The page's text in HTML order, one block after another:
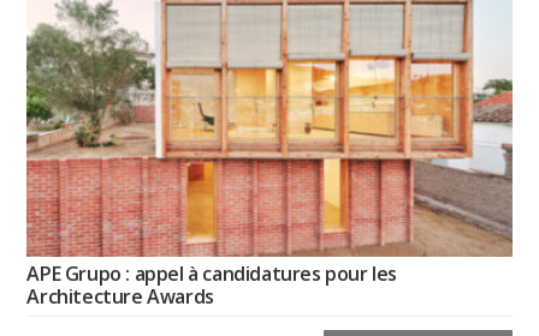
APE Grupo : appel à candidatures pour les
Architecture Awards